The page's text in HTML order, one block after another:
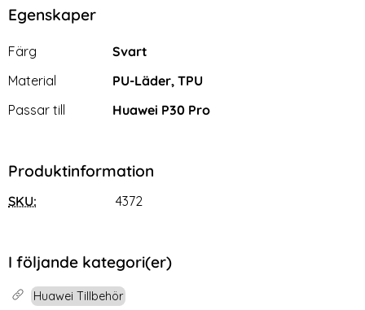
Egenskaper
Egenskaper/attribut för denna produkt
Attribut
Färg
Svart
Material
PU-Läder, TPU
Passar till
Huawei P30 Pro
Produktinformation
SKU: 4372
I följande kategori(er)
Huawei Tillbehör